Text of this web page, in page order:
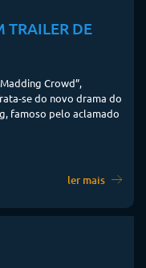
TRAILER DE
Crowd”,
se do novo drama do
famoso pelo aclamado
ler mais